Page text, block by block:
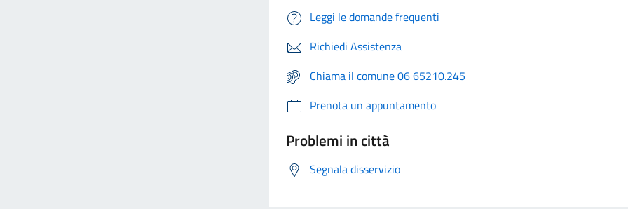
Leggi le domande frequenti
Richiedi Assistenza
Chiama il comune 06 65210.245
Prenota un appuntamento
Problemi in città
Segnala disservizio